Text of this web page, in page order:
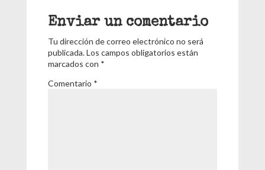
Enviar un comentario
Tu dirección de correo electrónico no será
publicada.Los campos obligatorios están
marcados con *
Comentario *